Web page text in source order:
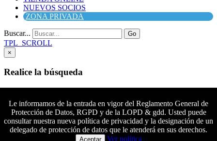
NUEVOS SOCIOS
ZONA PRIVADA
Buscar... Go
TPL_SCROLL
×
Realice la búsqueda
Buscar
Síguenos en Facebook
Síguenos en Twitter
Síguenos en YouTubeColaboradores principales
Le informamos de la entrada en vigor del Reglamento General de
Protección de Datos, RGPD y de la LOPD & gdd. Usted puede
consultar nuestra nueva política de privacidad y la designación de un
delegado de protección de datos que le atenderá en sus derechos.
Aceptar Ver política